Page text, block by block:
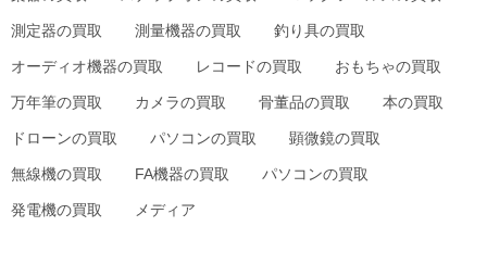
測定器の買取 測量機器の買取 釣り具の買取
オーディオ機器の買取 レコードの買取 おもちゃの買取
万年筆の買取 カメラの買取 骨董品の買取 本の買取
ドローンの買取 パソコンの買取 顕微鏡の買取
無線機の買取 FA機器の買取 パソコンの買取
発電機の買取 メディア